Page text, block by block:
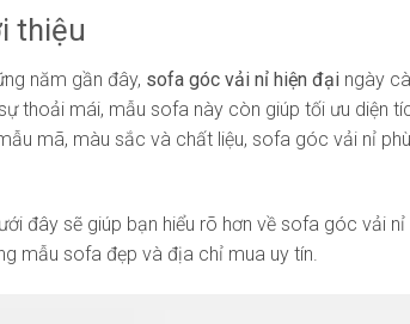
thiệu
năm gần đây, sofa góc vải nỉ hiện đại ngày
thoải mái, mẫu sofa này còn giúp tối ưu diện
mã, màu sắc và chất liệu, sofa góc vải nỉ
đây sẽ giúp bạn hiểu rõ hơn về sofa góc vải
mẫu sofa đẹp và địa chỉ mua uy tín.